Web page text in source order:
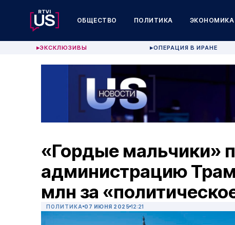
ОБЩЕСТВО ПОЛИТИКА ЭКОНОМИКА
▶ЭКСКЛЮЗИВЫ ▶ОПЕРАЦИЯ В ИРАНЕ
«Гордые мальчики»
администрацию
млн за
ПОЛИТИКА 07 ИЮНЯ 2025 12:21